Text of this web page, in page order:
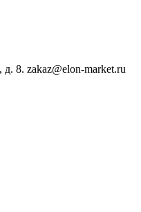
д. 8. zakaz@elon-market.ru